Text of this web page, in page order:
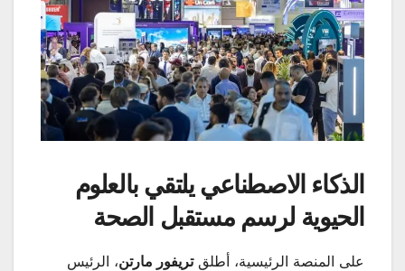
الذكاء الاصطناعي يلتقي بالعلوم
الحيوية لرسم مستقبل الصحة
على المنصة الرئيسية، أطلقتريفور مارتن، الرئيس